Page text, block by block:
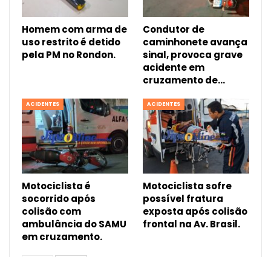
Homem com arma de
uso restrito é detido
pela PM no Rondon.
Condutor de
caminhonete avança
sinal, provoca grave
acidente em
cruzamento de…
ACIDENTES
Motociclista é
socorrido após
colisão com
ambulância do SAMU
em cruzamento.
ACIDENTES
Motociclista sofre
possível fratura
exposta após colisão
frontal na Av. Brasil.